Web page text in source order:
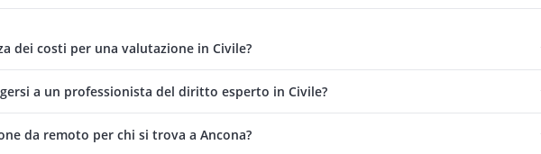
dei costi per una valutazione in Civile?
a un professionista del diritto esperto in Civile?
da remoto per chi si trova a Ancona?